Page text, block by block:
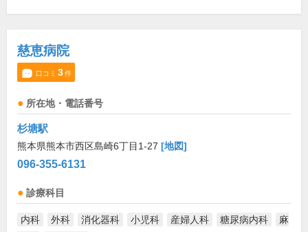
慈恵病院
口コミ 3件
所在地・電話番号
杉塘駅
熊本県熊本市西区島崎6丁目1-27 [地図]
096-355-6131
診療科目
内科 外科 消化器科 小児科 産婦人科 糖尿病内科
麻